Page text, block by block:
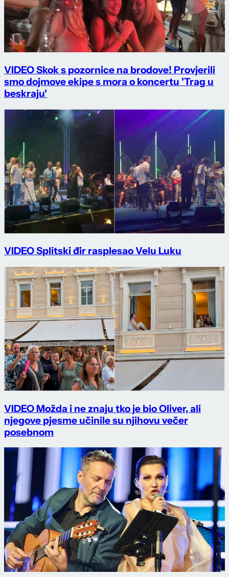
VIDEO Skok s pozornice na brodove! Provjerili
smo dojmove ekipe s mora o koncertu 'Trag u
beskraju'
VIDEO Splitski đir rasplesao Velu Luku
VIDEO Možda i ne znaju tko je bio Oliver, ali
njegove pjesme učinile su njihovu večer
posebnom